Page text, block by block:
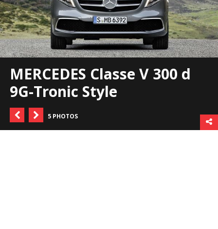
MERCEDES Classe V 300 d
9G-Tronic Style
5 PHOTOS